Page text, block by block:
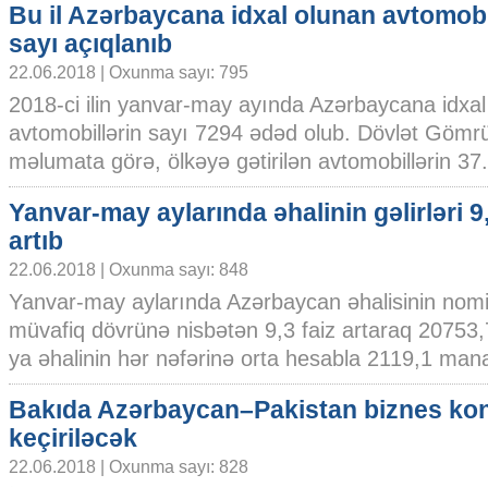
Bu il Azərbaycana idxal olunan
sayı açıqlanıb
22.06.2018 | Oxunma sayı: 795
2018-ci ilin yanvar-may ayında Azərbaycana
avtomobillərin sayı 7294 ədəd olub. Dövlət
məlumata görə, ölkəyə gətirilən avtomobillərin
Yanvar-may aylarında əhalinin gəlirləri
artıb
22.06.2018 | Oxunma sayı: 848
Yanvar-may aylarında Azərbaycan əhalisinin
müvafiq dövrünə nisbətən 9,3 faiz artaraq
ya əhalinin hər nəfərinə orta hesabla 2119,1
Bakıda Azərbaycan–Pakistan biznes
keçiriləcək
22.06.2018 | Oxunma sayı: 828